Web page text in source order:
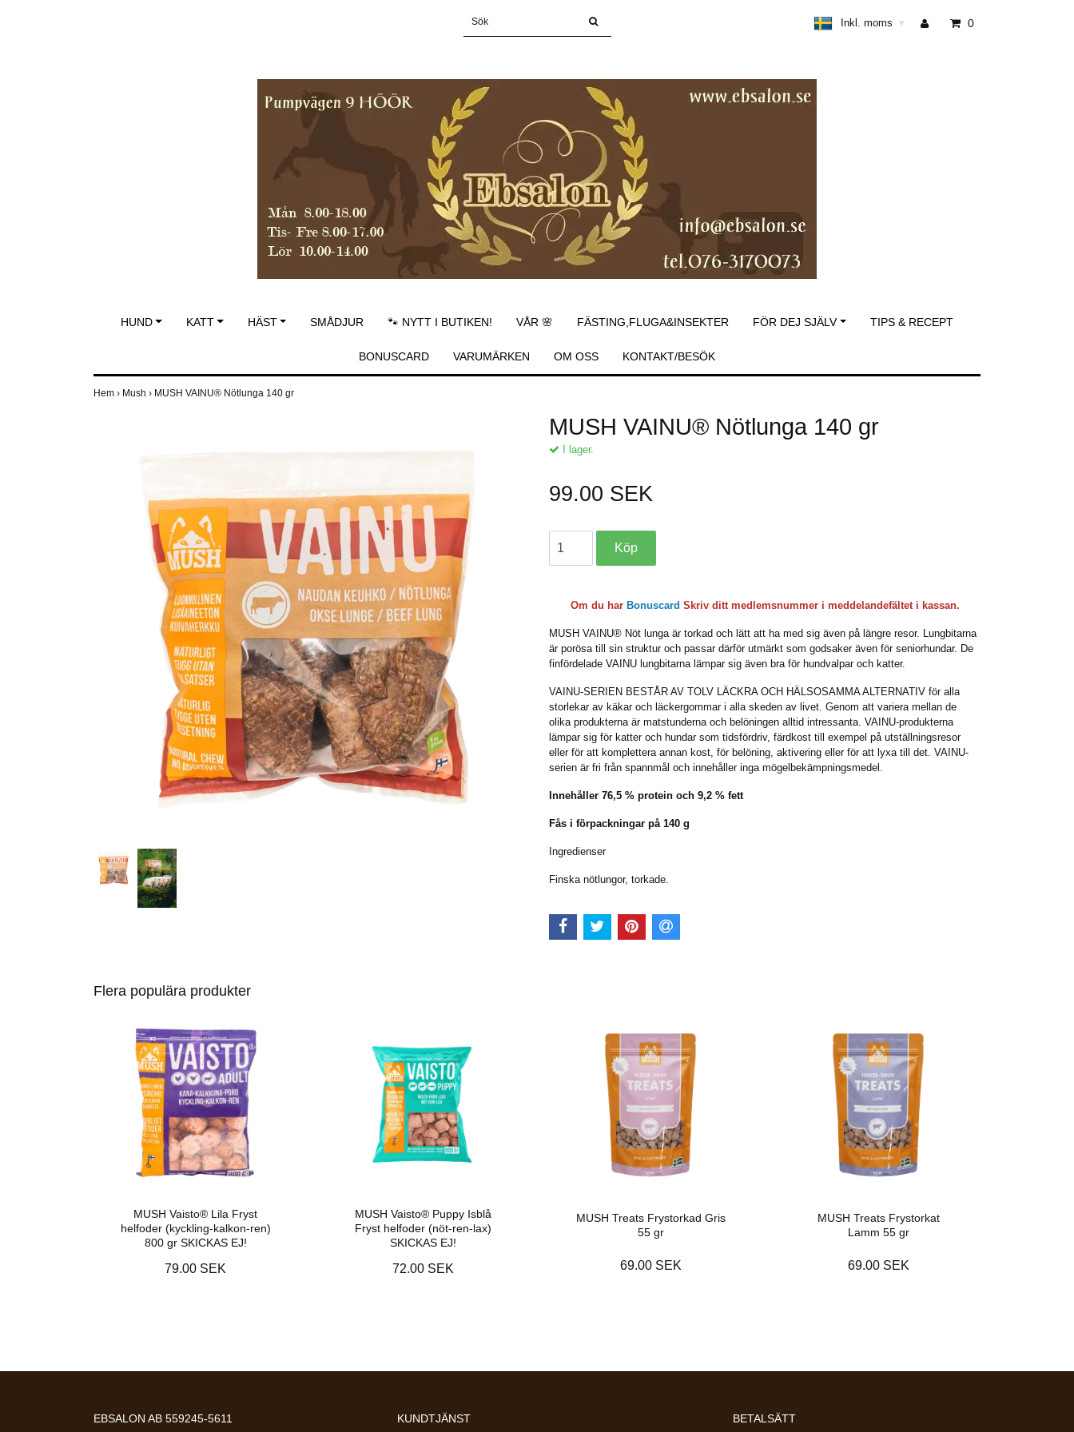
Inkl. moms ▾ 0
HUND KATT HÄST SMÅDJUR 🐾 NYTT I BUTIKEN! VÅR 🌸 FÄSTING,FLUGA&INSEKTER FÖR DEJ SJÄLV TIPS & RECEPT
BONUSCARD VARUMÄRKEN OM OSS KONTAKT/BESÖK
Hem › Mush › MUSH VAINU® Nötlunga 140 gr
MUSH VAINU® Nötlunga 140 gr
I lager.
99.00 SEK
Om du har Bonuscard Skriv ditt medlemsnummer i meddelandefältet i kassan.
MUSH VAINU® Nöt lunga är torkad och lätt att ha med sig även på längre resor. Lungbitarna
är porösa till sin struktur och passar därför utmärkt som godsaker även för seniorhundar. De
finfördelade VAINU lungbitarna lämpar sig även bra för hundvalpar och katter.
VAINU-SERIEN BESTÅR AV TOLV LÄCKRA OCH HÄLSOSAMMA ALTERNATIV för alla
storlekar av käkar och läckergommar i alla skeden av livet. Genom att variera mellan de
olika produkterna är matstunderna och belöningen alltid intressanta. VAINU-produkterna
lämpar sig för katter och hundar som tidsfördriv, färdkost till exempel på utställningsresor
eller för att komplettera annan kost, för belöning, aktivering eller för att lyxa till det. VAINU-
serien är fri från spannmål och innehåller inga mögelbekämpningsmedel.
Innehåller 76,5 % protein och 9,2 % fett
Fås i förpackningar på 140 g
Ingredienser
Finska nötlungor, torkade.
Flera populära produkter
MUSH Vaisto® Lila Fryst
helfoder (kyckling-kalkon-ren)
800 gr SKICKAS EJ!
79.00 SEK
MUSH Vaisto® Puppy Isblå
Fryst helfoder (nöt-ren-lax)
SKICKAS EJ!
72.00 SEK
MUSH Treats Frystorkad Gris
55 gr
69.00 SEK
MUSH Treats Frystorkat
Lamm 55 gr
69.00 SEK
EBSALON AB 559245-5611 KUNDTJÄNST BETALSÄTT